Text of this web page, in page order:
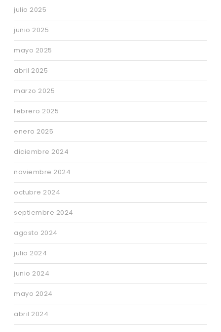
julio 2025
junio 2025
mayo 2025
abril 2025
marzo 2025
febrero 2025
enero 2025
diciembre 2024
noviembre 2024
octubre 2024
septiembre 2024
agosto 2024
julio 2024
junio 2024
mayo 2024
abril 2024